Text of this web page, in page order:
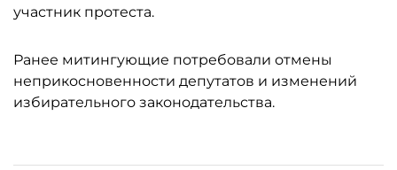
участник протеста.
Ранее митингующие потребовали отмены
неприкосновенности депутатов и изменений
избирательного законодательства.